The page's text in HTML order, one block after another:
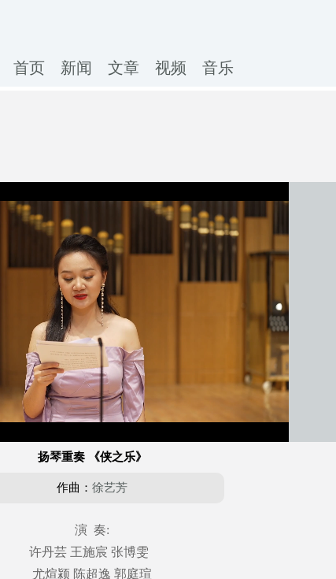
首页 新闻 文章 视频 音乐
放
扬琴重奏 《侠之乐》
作曲： 徐艺芳
演 奏:
许丹芸 王施宸 张博雯
尤煊颍 陈超逸 郭庭瑄